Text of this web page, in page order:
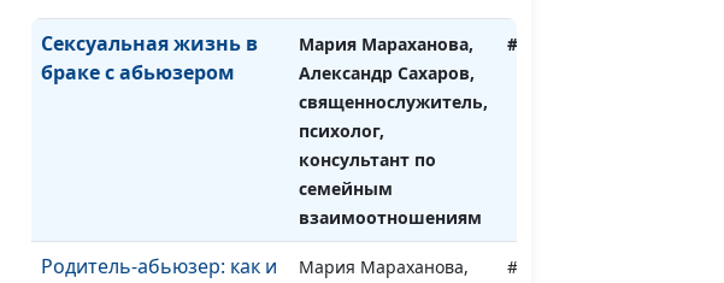
Сексуальная жизнь в
браке с абьюзером
Мария Мараханова,
Александр Сахаров,
священнослужитель,
психолог,
консультант по
семейным
взаимоотношениям
#641
Родитель-абьюзер: как и
Мария Мараханова,
#640